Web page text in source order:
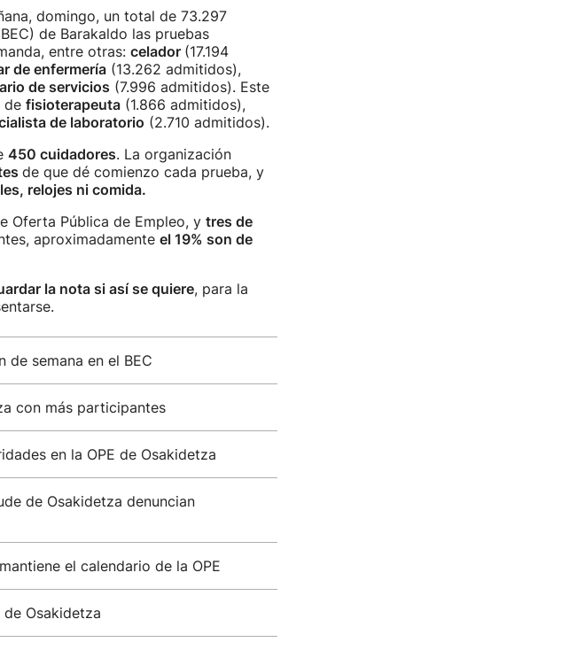
domingo, un total de 73.297
de Barakaldo las pruebas
entre otras: celador (17.194
de enfermería(13.262 admitidos),
de servicios (7.996 admitidos). Este
de fisioterapeuta(1.866 admitidos),
de laboratorio (2.710 admitidos).
450 cuidadores. La organización
de que dé comienzo cada prueba, y
relojes ni comida.
Oferta Pública de Empleo, y tres de
aproximadamente el 19% son de
la nota si así se quiere, para la
de semana en el BEC
con más participantes
en la OPE de Osakidetza
de Osakidetza denuncian
el calendario de la OPE
Osakidetza